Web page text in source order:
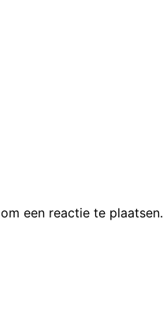
om een reactie te plaatsen.